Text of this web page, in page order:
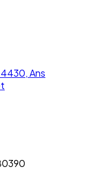
Ans